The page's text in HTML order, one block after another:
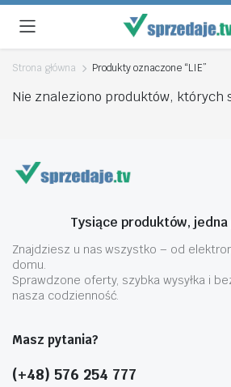
Strona główna Produkty oznaczone “LIE”
Nie znaleziono produktów, których
Tysiące produktów,
Znajdziesz u nas wszystko – od
domu.
Sprawdzone oferty, szybka wysyłka i
nasza codzienność.
Masz pytania?
(+48) 576 254 777